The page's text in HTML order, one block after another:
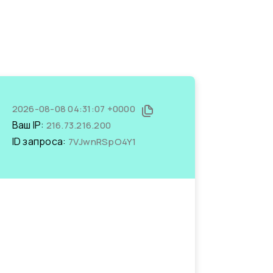
2026-08-08 04:31:07 +0000
Ваш IP: 216.73.216.200
ID запроса: 7VJwnRSpO4Y1